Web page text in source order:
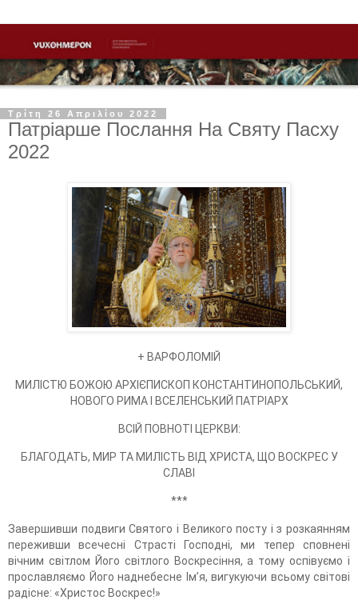
Τρίτη 26 Απριλίου 2022
Патріарше Послання На Святу Пасху
2022
+ ВАРФОЛОМІЙ
МИЛІСТЮ БОЖОЮ АРХІЄПИСКОП КОНСТАНТИНОПОЛЬСЬКИЙ,
НОВОГО РИМА І ВСЕЛЕНСЬКИЙ ПАТРІАРХ
ВСІЙ ПОВНОТІ ЦЕРКВИ:
БЛАГОДАТЬ, МИР ТА МИЛІСТЬ ВІД ХРИСТА, ЩО ВОСКРЕС У
СЛАВІ
***
Завершивши подвиги Святого і Великого посту і з розкаянням
переживши всечесні Страсті Господні, ми тепер сповнені
вічним світлом Його світлого Воскресіння, а тому оспівуємо і
прославляємо Його наднебесне Ім’я, вигукуючи всьому світові
радісне: «Христос Воскрес!»